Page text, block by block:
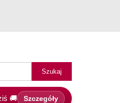
Szukaj
🚚 Szczegóły